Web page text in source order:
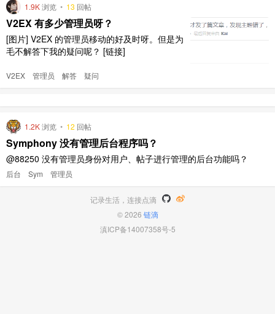
1.9K浏览 • 13 回帖
V2EX 有多少管理员呀？
[图片] V2EX 的管理员移动的好及时呀。但是为
毛不解答下我的疑问呢？ [链接]
V2EX 管理员 解答 疑问
1.2K浏览 • 12 回帖
Symphony 没有管理后台程序吗？
@88250 没有管理员身份对用户、帖子进行管理的后台功能吗？
后台 Sym 管理员
记录生活，连接点滴
© 2026 链滴
滇ICP备14007358号-5